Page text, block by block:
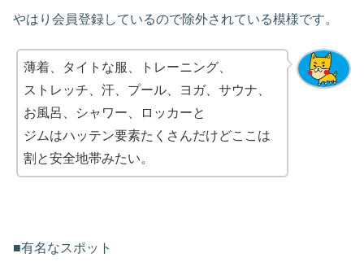
やはり会員登録しているので除外されている模様です。
薄着、タイトな服、トレーニング、
ストレッチ、汗、プール、ヨガ、サウナ、
お風呂、シャワー、ロッカーと
ジムはハッテン要素たくさんだけどここは
割と安全地帯みたい。
■有名なスポット